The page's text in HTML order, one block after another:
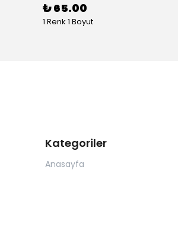
₺ 65.00
1 Renk 1 Boyut
Kategoriler
Anasayfa